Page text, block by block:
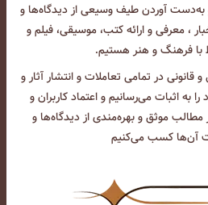
آوردن طیف وسیعی از دیدگاه‌ها و
، معرفی و ارائه کتب، موسیقی، فیلم و
با فرهنگ و هنر هستیم.
قانونی در تمامی تعاملات و انتشار آثار و
به اثبات می‌رسانیم و اعتماد کاربران و
موثق و بهره‌مندی از دیدگاه‌ها و
آن‌ها کسب می‌کنیم